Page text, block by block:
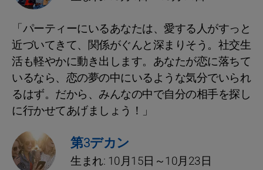
「パーティーにいるあなたは、愛する人がすっと
近づいてきて、関係がぐんと深まりそう。社交生
活も軽やかに動き出します。あなたが恋に落ちて
いるなら、恋の夢の中にいるような気分でいられ
るはず。だから、みんなの中で自分の相手を探し
に行かせてあげましょう！」
第3デカン
生まれ: 10月15日～10月23日